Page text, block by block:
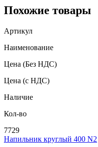
Похожие товары
Артикул
Наименование
Цена (Без НДС)
Цена (с НДС)
Наличие
Кол-во
7729
Напильник круглый 400 N2